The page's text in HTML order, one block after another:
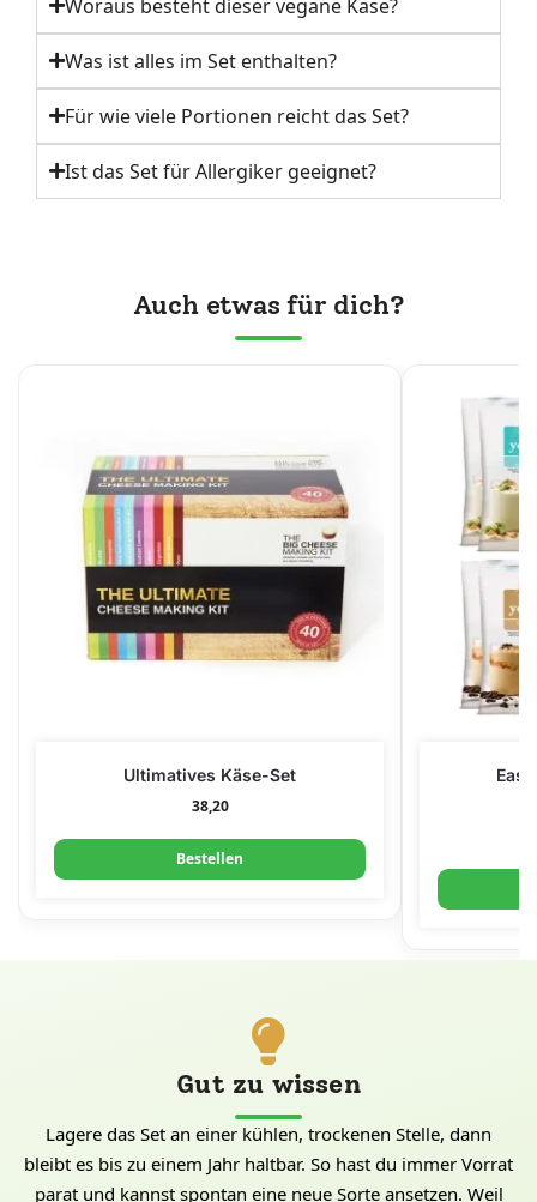
Woraus besteht dieser vegane Käse?
Was ist alles im Set enthalten?
Für wie viele Portionen reicht das Set?
Ist das Set für Allergiker geeignet?
Auch etwas für dich?
Ultimatives Käse-Set
38,20
Bestellen
Gut zu wissen
Lagere das Set an einer kühlen, trockenen Stelle, dann
bleibt es bis zu einem Jahr haltbar. So hast du immer Vorrat
parat und kannst spontan eine neue Sorte ansetzen. Weil